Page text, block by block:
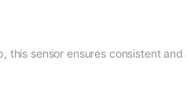
this sensor ensures consistent